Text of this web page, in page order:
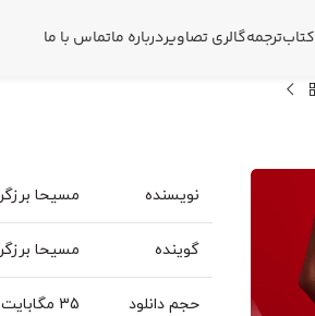
کتابترجمهگالری تصاویردرباره ماتماس با ما
نویسنده مسیحا برزگر
گوینده مسیحا برزگر
حجم دانلود 35 مگابایت